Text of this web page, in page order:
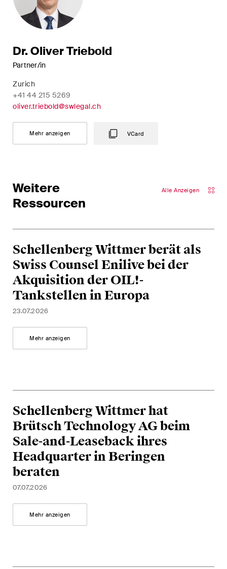
Dr. Oliver Triebold
Partner/in
Zurich
+41 44 215 5269
oliver.triebold@swlegal.ch
Mehr anzeigen VCard
Weitere
Ressourcen
Alle Anzeigen
Schellenberg Wittmer berät als
Swiss Counsel Enilive bei der
Akquisition der OIL!-
Tankstellen in Europa
23.07.2026
Mehr anzeigen
Schellenberg Wittmer hat
Brütsch Technology AG beim
Sale-and-Leaseback ihres
Headquarter in Beringen
beraten
07.07.2026
Mehr anzeigen
Wettbewerbs- & Kartellrecht
Compliance
Publikationen
Arbitration Case Alert
Monatliche E-Mail mit den
Schweizerischen
Bundesgerichts in
Construction Insights
Regelmässige Einblicke in
Schweizer und internationale
Trends und rechtliche
Entwicklungen in der
Baubranche.
ESG Disputes Reporter
Regelmässige Einblicke und
schnell verändernden
Sozial- und Corporate-
Governance-Streitigkeiten.
The Board's View
Prägnante Analyse der
wichtigsten Trends in der sich
schnell verändernden Welt der
Unternehmen Governance für